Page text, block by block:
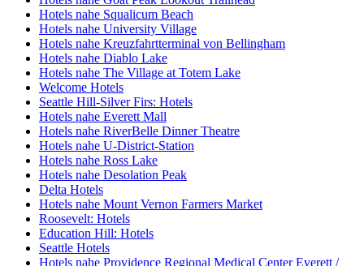
Hotels nahe Squalicum Beach
Hotels nahe University Village
Hotels nahe Kreuzfahrtterminal von Bellingham
Hotels nahe Diablo Lake
Hotels nahe The Village at Totem Lake
Welcome Hotels
Seattle Hill-Silver Firs: Hotels
Hotels nahe Everett Mall
Hotels nahe RiverBelle Dinner Theatre
Hotels nahe U-District-Station
Hotels nahe Ross Lake
Hotels nahe Desolation Peak
Delta Hotels
Hotels nahe Mount Vernon Farmers Market
Roosevelt: Hotels
Education Hill: Hotels
Seattle Hotels
Hotels nahe Providence Regional Medical Center Everett /